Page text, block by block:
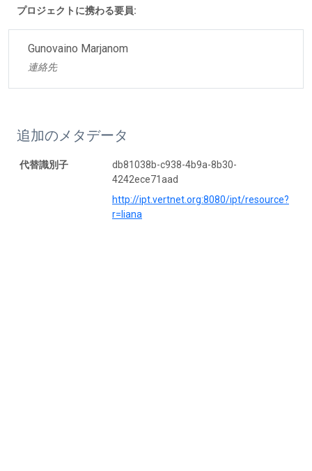
プロジェクトに携わる要員:
Gunovaino Marjanom
連絡先
追加のメタデータ
代替識別子
db81038b-c938-4b9a-8b30-
4242ece71aad
http://ipt.vertnet.org:8080/ipt/resource?
r=liana